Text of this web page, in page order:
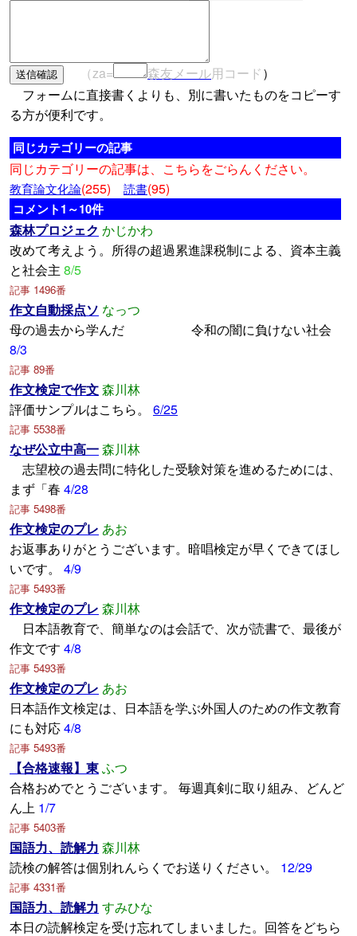
（za= 森友メール用コード）
フォームに直接書くよりも、別に書いたものをコピーす
る方が便利です。
同じカテゴリーの記事
同じカテゴリーの記事は、こちらをごらんください。
教育論文化論(255) 読書(95)
コメント1～10件
森林プロジェク かじかわ
改めて考えよう。所得の超過累進課税制による、資本主義
と社会主 8/5
記事 1496番
作文自動採点ソ なっつ
母の過去から学んだ 令和の闇に負けない社会
8/3
記事 89番
作文検定で作文森川林
評価サンプルはこちら。 6/25
記事 5538番
なぜ公立中高一森川林
志望校の過去問に特化した受験対策を進めるためには、
まず「春 4/28
記事 5498番
作文検定のプレ あお
お返事ありがとうございます。暗唱検定が早くできてほし
いです。
4/9
記事 5493番
作文検定のプレ 森川林
日本語教育で、簡単なのは会話で、次が読書で、最後が
作文です 4/8
記事 5493番
作文検定のプレ あお
日本語作文検定は、日本語を学ぶ外国人のための作文教育
にも対応4/8
記事 5493番
【合格速報】東ふつ
合格おめでとうございます。 毎週真剣に取り組み、どんど
ん上 1/7
記事 5403番
国語力、読解力 森川林
読検の解答は個別れんらくでお送りください。
12/29
記事 4331番
国語力、読解力 すみひな
本日の読解検定を受け忘れてしまいました。回答をどちら